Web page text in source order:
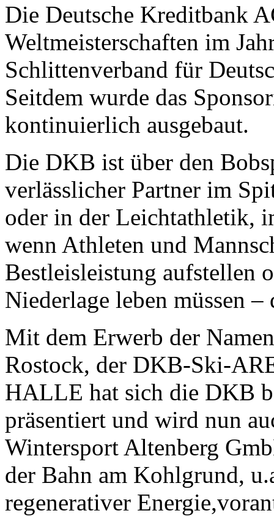
Die Deutsche Kreditbank
Weltmeisterschaften im
Schlittenverband für
Seitdem wurde das
kontinuierlich ausgebaut.
Die DKB ist über den
verlässlicher Partner im
oder in der Leichtathletik,
wenn Athleten und
Bestleisleistung aufstellen
Niederlage leben müssen
Mit dem Erwerb der
Rostock, der DKB-Ski-
HALLE hat sich die DKB
präsentiert und wird nun
Wintersport Altenberg
der Bahn am Kohlgrund,
regenerativer